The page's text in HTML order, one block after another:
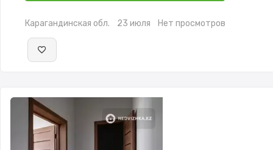
Карагандинская обл. 23 июля Нет просмотров